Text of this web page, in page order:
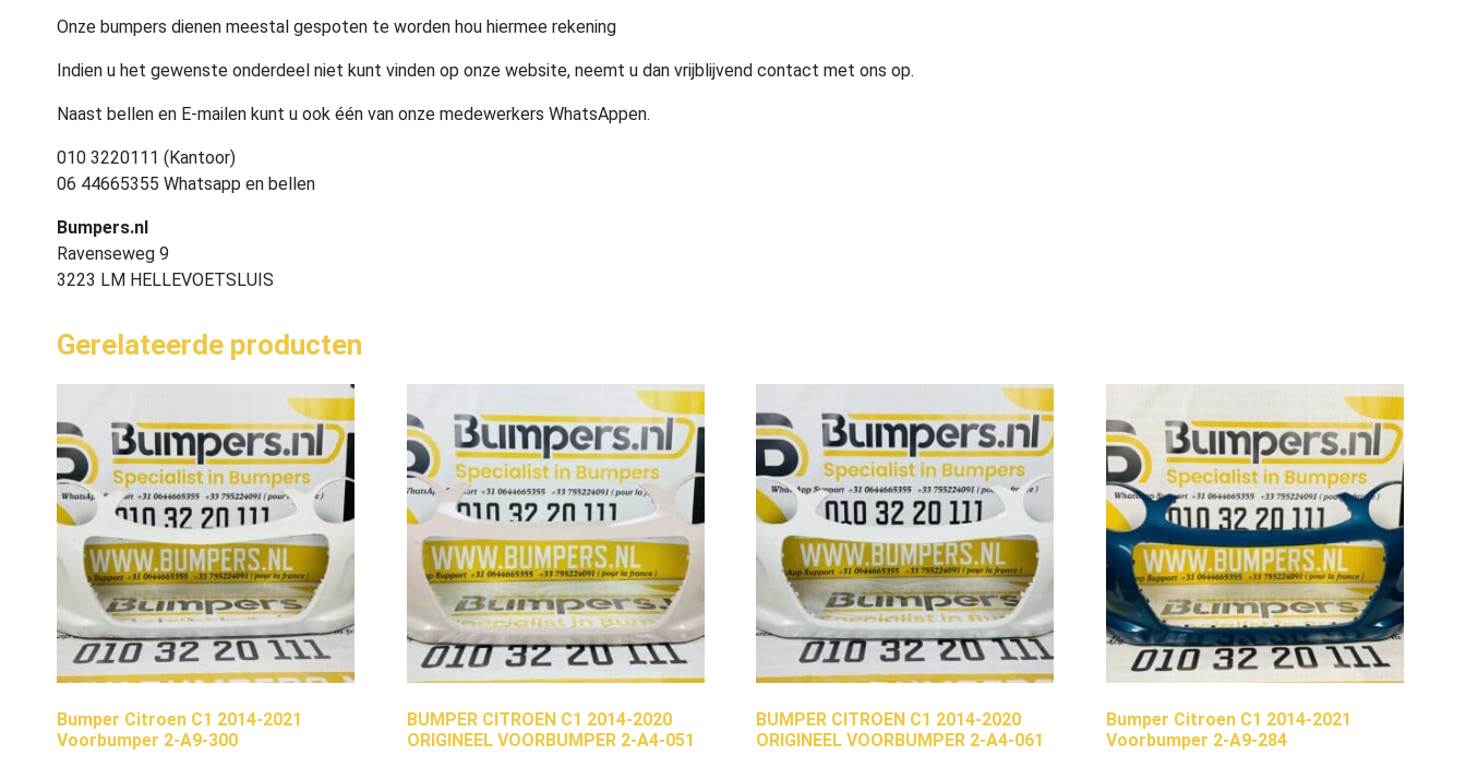
Onze bumpers dienen meestal gespoten te worden hou hiermee rekening
Indien u het gewenste onderdeel niet kunt vinden op onze website, neemt u dan vrijblijvend contact met ons op.
Naast bellen en E-mailen kunt u ook één van onze medewerkers WhatsAppen.
010 3220111 (Kantoor)
06 44665355 Whatsapp en bellen
Bumpers.nl
Ravenseweg 9
3223 LM HELLEVOETSLUIS
Gerelateerde producten
Bumper Citroen C1 2014-2021
Voorbumper 2-A9-300
BUMPER CITROEN C1 2014-2020
ORIGINEEL VOORBUMPER 2-A4-051
BUMPER CITROEN C1 2014-2020
ORIGINEEL VOORBUMPER 2-A4-061
Bumper Citroen C1 2014-2021
Voorbumper 2-A9-284